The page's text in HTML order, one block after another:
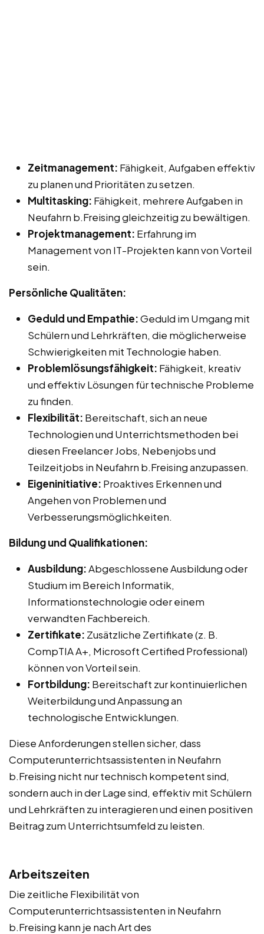
Zeitmanagement: Fähigkeit, Aufgaben effektiv
zu planen und Prioritäten zu setzen.
Multitasking: Fähigkeit, mehrere Aufgaben in
Neufahrn b.Freising gleichzeitig zu bewältigen.
Projektmanagement: Erfahrung im
Management von IT-Projekten kann von Vorteil
sein.
Persönliche Qualitäten:
Geduld und Empathie:Geduld im Umgang mit
Schülern und Lehrkräften, die möglicherweise
Schwierigkeiten mit Technologie haben.
Problemlösungsfähigkeit: Fähigkeit, kreativ
und effektiv Lösungen für technische Probleme
zu finden.
Flexibilität: Bereitschaft, sich an neue
Technologien und Unterrichtsmethoden bei
diesen Freelancer Jobs, Nebenjobs und
Teilzeitjobs in Neufahrn b.Freising anzupassen.
Eigeninitiative: Proaktives Erkennen und
Angehen von Problemen und
Verbesserungsmöglichkeiten.
Bildung und Qualifikationen:
Ausbildung:Abgeschlossene Ausbildung oder
Studium im Bereich Informatik,
Informationstechnologie oder einem
verwandten Fachbereich.
Zertifikate: Zusätzliche Zertifikate (z. B.
CompTIA A+, Microsoft Certified Professional)
können von Vorteil sein.
Fortbildung: Bereitschaft zur kontinuierlichen
Weiterbildung und Anpassung an
technologische Entwicklungen.
Diese Anforderungen stellen sicher, dass
Computerunterrichtsassistenten in Neufahrn
b.Freising nicht nur technisch kompetent sind,
sondern auch in der Lage sind, effektiv mit Schülern
und Lehrkräften zu interagieren und einen positiven
Beitrag zum Unterrichtsumfeld zu leisten.
Arbeitszeiten
Die zeitliche Flexibilität von
Computerunterrichtsassistenten in Neufahrn
b.Freising kann je nach Art des